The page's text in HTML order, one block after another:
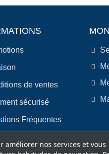
de ventes
sécurisé
Fréquentes
améliorer nos services et vous